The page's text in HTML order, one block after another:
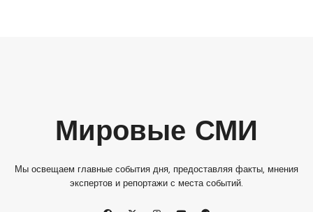
Мировые СМИ
Мы освещаем главные события дня, предоставляя факты, мнения
экспертов и репортажи с места событий.